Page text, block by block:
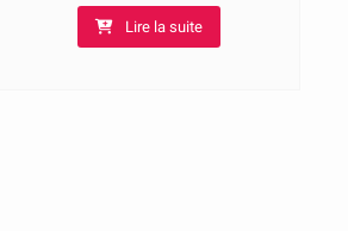
Lire la suite